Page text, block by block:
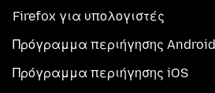
Firefox για υπολογιστές
Πρόγραμμα περιήγησης Android
Πρόγραμμα περιήγησης iOS